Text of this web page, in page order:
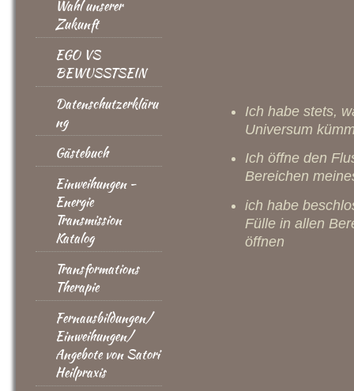
Wahl unserer
Zukunft
EGO VS
BEWUSSTSEIN
Datenschutzerkläru
ng
Gästebuch
Einweihungen -
Energie
Transmission
Katalog
Transformations
Therapie
Fernausbildungen/
Einweihungen/
Angebote von Satori
Heilpraxis
Ich habe stets,
Universum
Ich öffne den
Bereichen
ich habe
Fülle in allen
öffnen